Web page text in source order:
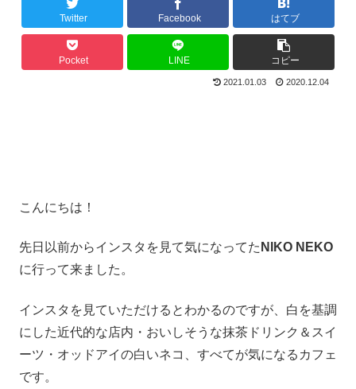
Twitter Facebook はてブ
Pocket LINE コピー
2021.01.03 2020.12.04
こんにちは！
先日以前からインスタを見て気になってた NIKO NEKO
に行って来ました。
インスタを見ていただけるとわかるのですが、白を基調
にした近代的な店内・おいしそうな抹茶ドリンク＆スイ
ーツ・オッドアイの白いネコ、すべてが気になるカフェ
です。